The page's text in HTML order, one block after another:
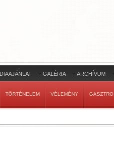
GALÉRIA ARCHÍVUM
TÖRTÉNELEM VÉLEMÉNY GASZTRO